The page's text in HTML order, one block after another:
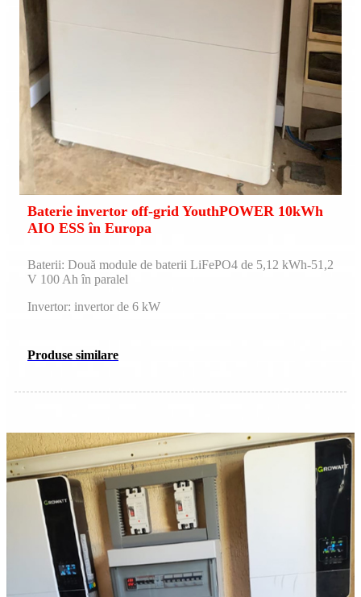
Baterie invertor off-grid YouthPOWER 10kWh
AIO ESS în Europa
Baterii: Două module de baterii LiFePO4 de 5,12 kWh-51,2
V 100 Ah în paralel
Invertor: invertor de 6 kW
Produse similare